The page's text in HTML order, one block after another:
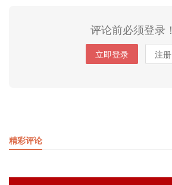
评论前必须登录！
立即登录 注册
精彩评论